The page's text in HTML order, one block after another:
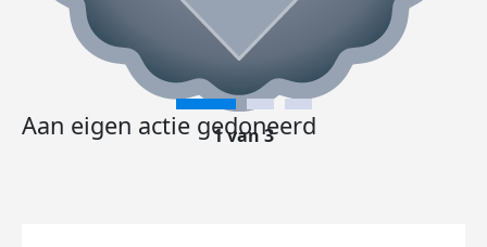
Aan eigen actie gedoneerd
1 van 3